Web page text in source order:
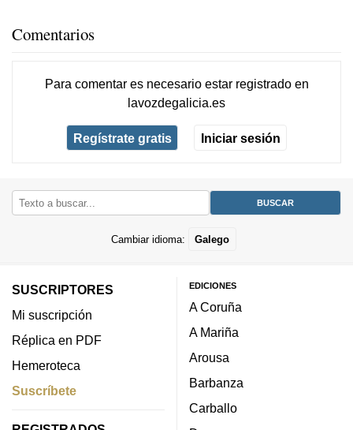
Comentarios
Para comentar es necesario estar registradoen
lavozdegalicia.es
Regístrate gratis Iniciar sesión
Cambiar idioma: Galego
SUSCRIPTORES
Mi suscripción
Réplica en PDF
Hemeroteca
Suscríbete
EDICIONES
A Coruña
A Mariña
Arousa
Barbanza
Carballo